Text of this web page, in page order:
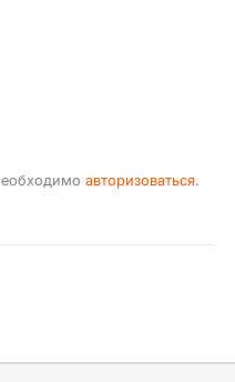
авторизоваться.